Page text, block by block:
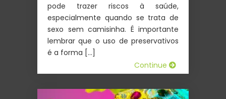
pode trazer riscos à saúde,
especialmente quando se trata de
sexo sem camisinha. É importante
lembrar que o uso de preservativos
é a forma […]
Continue